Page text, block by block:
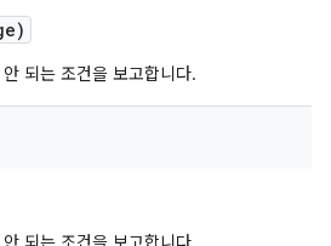
되는 조건을 보고합니다.